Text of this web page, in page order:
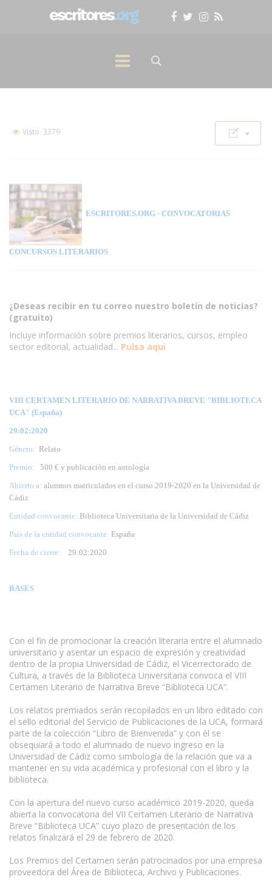
Visto: 3379
ESCRITORES.ORG - CONVOCATORIAS
CONCURSOS LITERARIOS
¿Deseas recibir en tu correo nuestro boletín de noticias?
(gratuito)
Incluye información sobre premios literarios, cursos, empleo
sector editorial, actualidad... Pulsa aqui
VIII CERTAMEN LITERARIO DE NARRATIVA BREVE "BIBLIOTECA
UCA" (España)
29:02:2020
Género: Relato
Premio:
500 € y publicación en antología
Abierto a: alumnos matriculados en el curso 2019-2020 en la Universidad de
Cádiz
Entidad convocante: Biblioteca Universitaria de la Universidad de Cádiz
País de la entidad convocante: España
Fecha de cierre: 29:02:2020
BASES
Con el fin de promocionar la creación literaria entre el alumnado
universitario y asentar un espacio de expresión y creatividad
dentro de la propia Universidad de Cádiz, el Vicerrectorado de
Cultura, a través de la Biblioteca Universitaria convoca el VIII
Certamen Literario de Narrativa Breve “Biblioteca UCA”.
Los relatos premiados serán recopilados en un libro editado con
el sello editorial del Servicio de Publicaciones de la UCA, formará
parte de la colección “Libro de Bienvenida” y con él se
obsequiará a todo el alumnado de nuevo ingreso en la
Universidad de Cádiz como simbología de la relación que va a
mantener en su vida académica y profesional con el libro y la
biblioteca.
Con la apertura del nuevo curso académico 2019-2020, queda
abierta la convocatoria del VII Certamen Literario de Narrativa
Breve “Biblioteca UCA” cuyo plazo de presentación de los
relatos finalizará el 29 de febrero de 2020.
Los Premios del Certamen serán patrocinados por una empresa
proveedora del Área de Biblioteca, Archivo y Publicaciones.